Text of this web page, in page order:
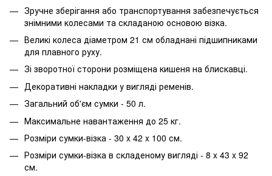
Зручне зберігання або транспортування забезпечується
знімними колесами та складаною основою візка.
Великі колеса діаметром 21 см обладнані підшипниками
для плавного руху.
Зі зворотної сторони розміщена кишеня на блискавці.
Декоративні накладки у вигляді ременів.
Загальний об'єм сумки - 50 л.
Максимальне навантаження до 25 кг.
Розміри сумки-візка - 30 x 42 x 100 см.
Розміри сумки-візка в складеному вигляді - 8 x 43 x 92
см.